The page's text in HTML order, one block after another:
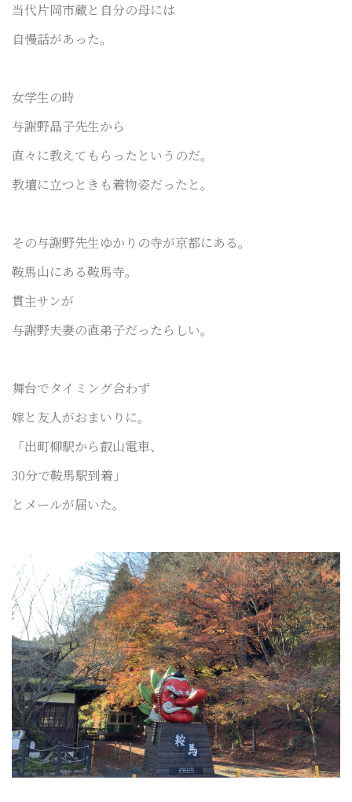
当代片岡市蔵と自分の母には
自慢話があった。
女学生の時
与謝野晶子先生から
直々に教えてもらったというのだ。
教壇に立つときも着物姿だったと。
その与謝野先生ゆかりの寺が京都にある。
鞍馬山にある鞍馬寺。
貫主サンが
与謝野夫妻の直弟子だったらしい。
舞台でタイミング合わず
嫁と友人がおまいりに。
「出町柳駅から叡山電車、
30分で鞍馬駅到着」
と メールが届いた。